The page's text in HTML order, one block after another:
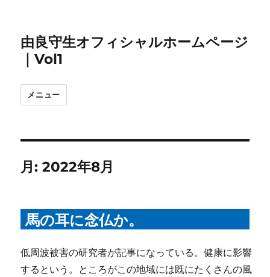
由良守生オフィシャルホームページ
｜Vol1
メニュー
月:2022年8月
馬の耳に念仏か。
低周波被害の研究者が記事になっている。健康に影響
するという。ところがこの地域には既にたくさんの風